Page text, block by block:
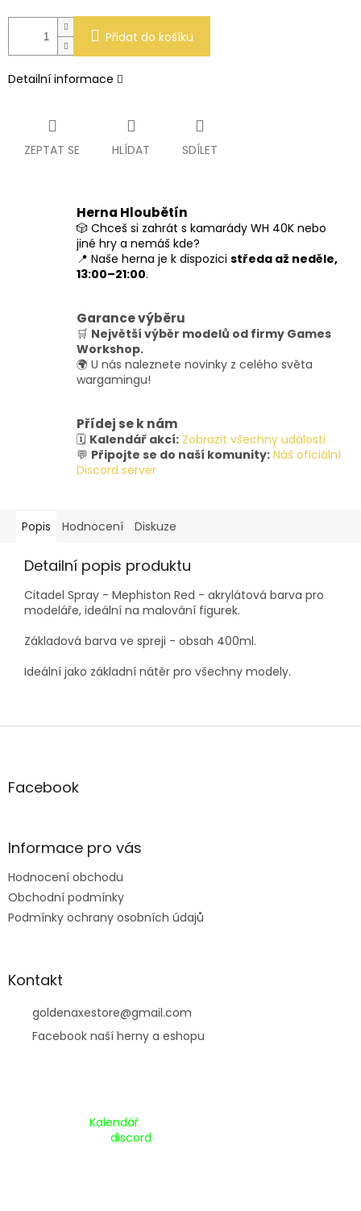
Přidat do košíku
Detailní informace
ZEPTAT SE HLÍDAT SDÍLET
Herna Hloubětín
🎲 Chceš si zahrát s kamarády WH 40K nebo
jiné hry a nemáš kde?
📍 Naše herna je k dispozici středa až neděle,
13:00–21:00.
Garance výběru
🛒 Největší výběr modelů od firmy Games
Workshop.
🌍 U nás naleznete novinky z celého světa
wargamingu!
Přídej se k nám
🗓️ Kalendář akcí: Zobrazit všechny události
💬 Připojte se do naší komunity: Náš oficiální
Discord server
Popis Hodnocení Diskuze
Detailní popis produktu
Citadel Spray - Mephiston Red - akrylátová barva pro
modeláře, ideální na malování figurek.
Základová barva ve spreji - obsah 400ml.
Ideální jako základní nátěr pro všechny modely.
Z
aFacebook
Informace pro vás
Hodnocení obchodu
Obchodní podmínky
Podmínky ochrany osobních údajů
Kontakt
goldenaxestore@gmail.com
Facebook naší herny a eshopu
Kalendář
discord